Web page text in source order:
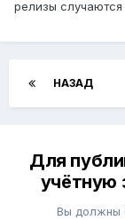
релизы
НАЗАД
Для
учётную
Вы должны